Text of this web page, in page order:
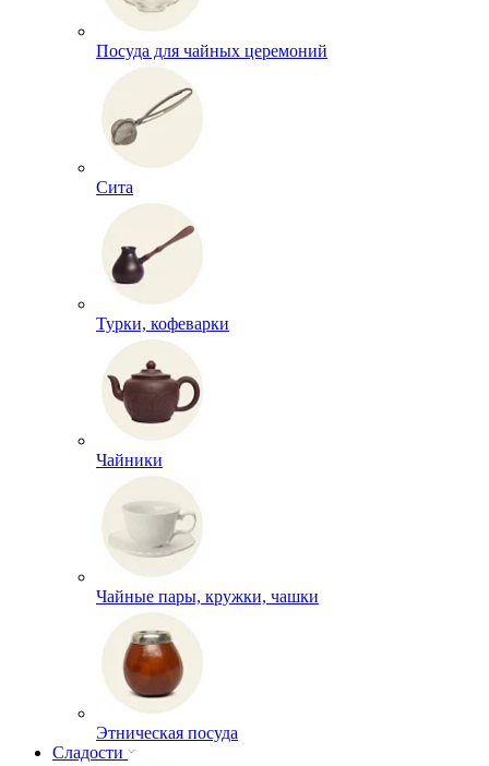
Посуда для чайных церемоний
Сита
Турки, кофеварки
Чайники
Чайные пары, кружки, чашки
Этническая посуда
Сладости